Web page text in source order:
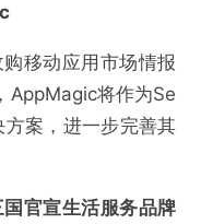
移动应用市场情报
AppMagic将作为Se
案，进一步完善其
官宣生活服务品牌